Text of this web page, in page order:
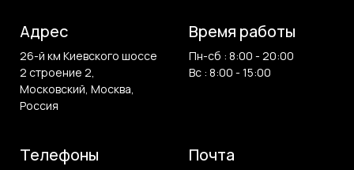
Адрес
26-й км Киевского шоссе
2 строение 2,
Московский, Москва,
Россия
Время работы
Пн-сб : 8:00 - 20:00
Вс : 8:00 - 15:00
Телефоны Почта